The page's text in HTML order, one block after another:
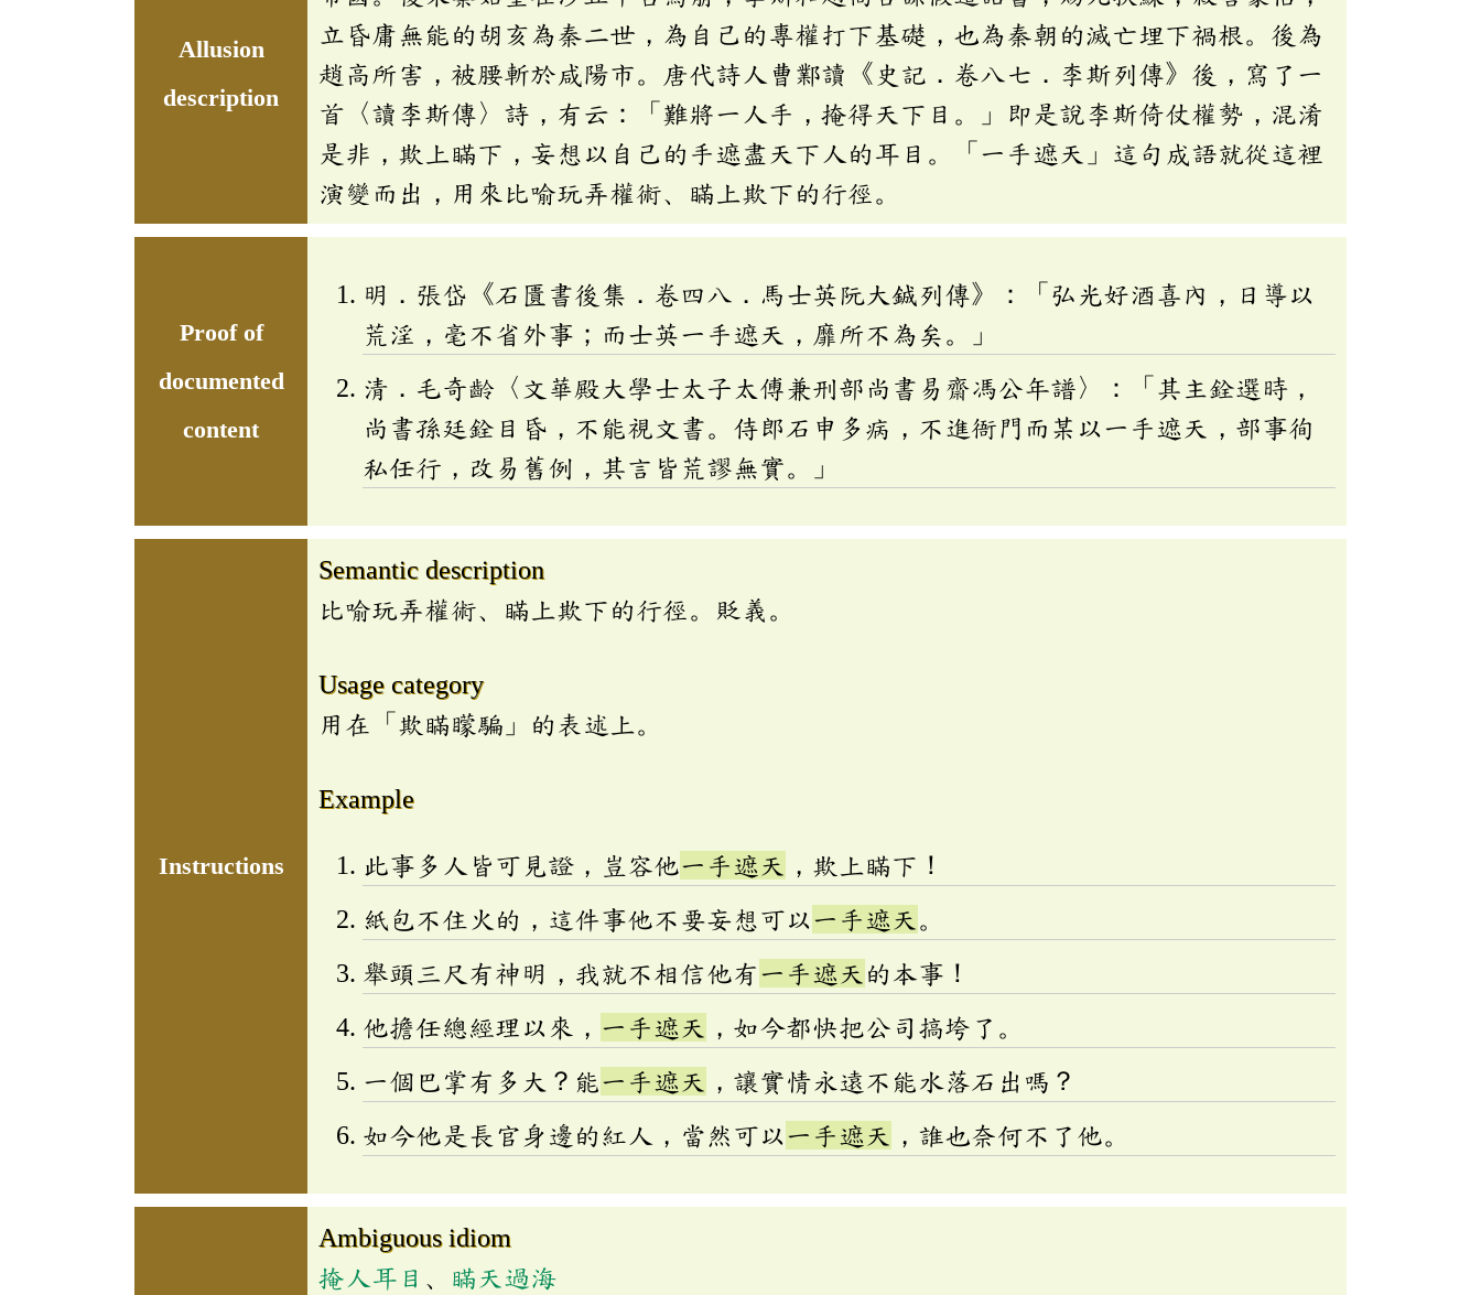
Allusion
description
立昏庸無能的胡亥為秦二世，為自己的專權打下基礎，也為秦朝的滅亡埋下禍根。後為
趙高所害，被腰斬於咸陽市。唐代詩人曹鄴讀《史記．卷八七．李斯列傳》後，寫了一
首〈讀李斯傳〉詩，有云：「難將一人手，掩得天下目。」即是說李斯倚仗權勢，混淆
是非，欺上瞞下，妄想以自己的手遮盡天下人的耳目。「一手遮天」這句成語就從這裡
演變而出，用來比喻玩弄權術、瞞上欺下的行徑。
Proof of
documented
content
明．張岱《石匱書後集．卷四八．馬士英阮大鋮列傳》：「弘光好酒喜內，日導以
荒淫，毫不省外事；而士英一手遮天，靡所不為矣。」
清．毛奇齡〈文華殿大學士太子太傅兼刑部尚書易齋馮公年譜〉：「其主銓選時，
尚書孫廷銓目昏，不能視文書。侍郎石申多病，不進衙門而某以一手遮天，部事徇
私任行，改易舊例，其言皆荒謬無實。」
Instructions
Semantic description
比喻玩弄權術、瞞上欺下的行徑。貶義。
Usage category
用在「欺瞞矇騙」的表述上。
Example
此事多人皆可見證，豈容他一手遮天 ，欺上瞞下！
紙包不住火的，這件事他不要妄想可以一手遮天 。
舉頭三尺有神明，我就不相信他有一手遮天 的本事！
他擔任總經理以來， 一手遮天 ，如今都快把公司搞垮了。
一個巴掌有多大？能一手遮天 ，讓實情永遠不能水落石出嗎？
如今他是長官身邊的紅人，當然可以一手遮天 ，誰也奈何不了他。
Ambiguous idiom
掩人耳目 、 瞞天過海